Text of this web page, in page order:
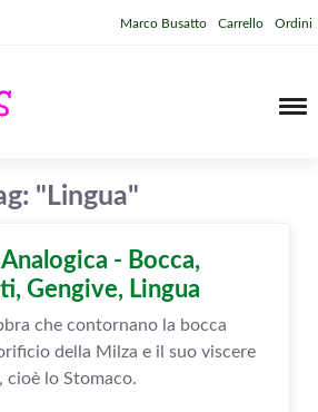
Marco Busatto Carrello Ordini
"Lingua"
- Bocca,
Gengive, Lingua
che contornano la bocca
della Milza e il suo viscere
cioè lo Stomaco.